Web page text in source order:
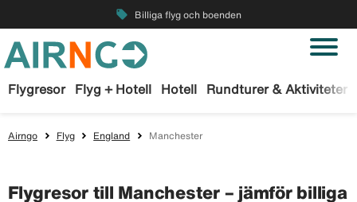
local_offer Billiga flyg och boenden
Flygresor Flyg + Hotell Hotell Rundturer & Aktiviteter
Airngo Flyg England Manchester
Flygresor till Manchester – jämför billiga